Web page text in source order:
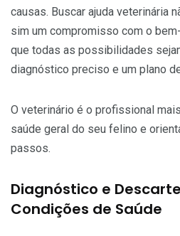
causas. Buscar ajuda veterinária
sim um compromisso com o
que todas as possibilidades
diagnóstico preciso e um plano
O veterinário é o profissional
saúde geral do seu felino e
passos.
Diagnóstico e
Condições de Saúde